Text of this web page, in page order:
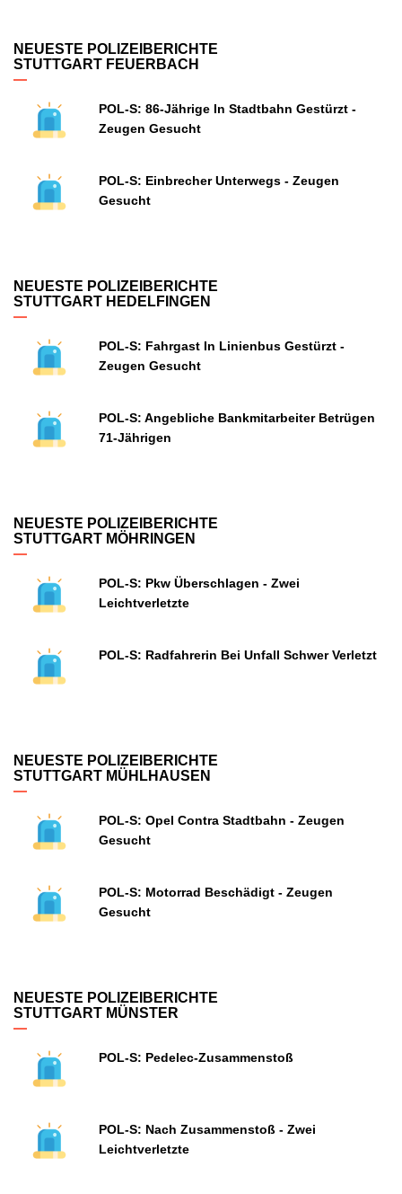
NEUESTE POLIZEIBERICHTE
STUTTGART FEUERBACH
POL-S: 86-Jährige In Stadtbahn Gestürzt -
Zeugen Gesucht
POL-S: Einbrecher Unterwegs - Zeugen
Gesucht
NEUESTE POLIZEIBERICHTE
STUTTGART HEDELFINGEN
POL-S: Fahrgast In Linienbus Gestürzt -
Zeugen Gesucht
POL-S: Angebliche Bankmitarbeiter Betrügen
71-Jährigen
NEUESTE POLIZEIBERICHTE
STUTTGART MÖHRINGEN
POL-S: Pkw Überschlagen - Zwei
Leichtverletzte
POL-S: Radfahrerin Bei Unfall Schwer Verletzt
NEUESTE POLIZEIBERICHTE
STUTTGART MÜHLHAUSEN
POL-S: Opel Contra Stadtbahn - Zeugen
Gesucht
POL-S: Motorrad Beschädigt - Zeugen
Gesucht
NEUESTE POLIZEIBERICHTE
STUTTGART MÜNSTER
POL-S: Pedelec-Zusammenstoß
POL-S: Nach Zusammenstoß - Zwei
Leichtverletzte